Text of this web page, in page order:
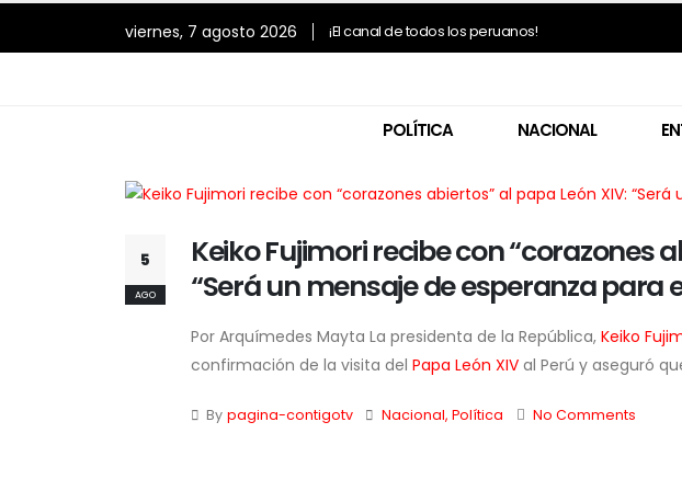
viernes, 7 agosto 2026 ¡El canal de todos los peruanos!
POLÍTICA NACIONAL
5
AGO
Keiko Fujimori recibe con “corazones
“Será un mensaje de esperanza para
Por Arquímedes Mayta La presidenta de la República, Keiko
confirmación de la visita del Papa León XIV al Perú y aseguró
By pagina-contigotv Nacional, Política No Comments